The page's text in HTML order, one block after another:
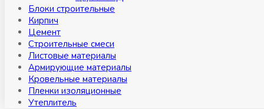
Блоки строительные
Кирпич
Цемент
Строительные смеси
Листовые материалы
Армирующие материалы
Кровельные материалы
Пленки изоляционные
Утеплитель